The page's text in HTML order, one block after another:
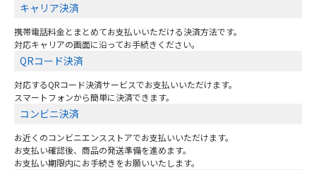
キャリア決済
携帯電話料金とまとめてお支払いいただける決済方法です。
対応キャリアの画面に沿ってお手続きください。
QRコード決済
対応するQRコード決済サービスでお支払いいただけます。
スマートフォンから簡単に決済できます。
コンビニ決済
お近くのコンビニエンスストアでお支払いいただけます。
お支払い確認後、商品の発送準備を進めます。
お支払い期限内にお手続きをお願いいたします。